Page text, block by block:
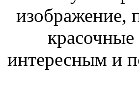
изображение,
интересным и